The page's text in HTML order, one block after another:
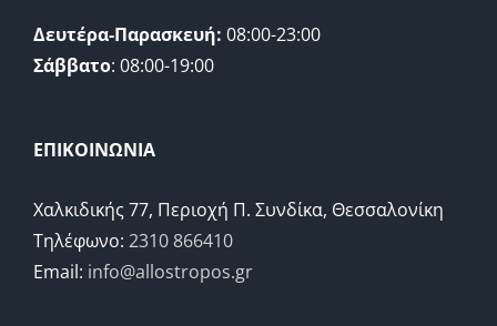
Δευτέρα-Παρασκευή: 08:00-23:00
Σάββατο: 08:00-19:00
ΕΠΙΚΟΙΝΩΝΙΑ
Χαλκιδικής 77, Περιοχή Π. Συνδίκα, Θεσσαλονίκη
Τηλέφωνο: 2310 866410
Email: info@allostropos.gr